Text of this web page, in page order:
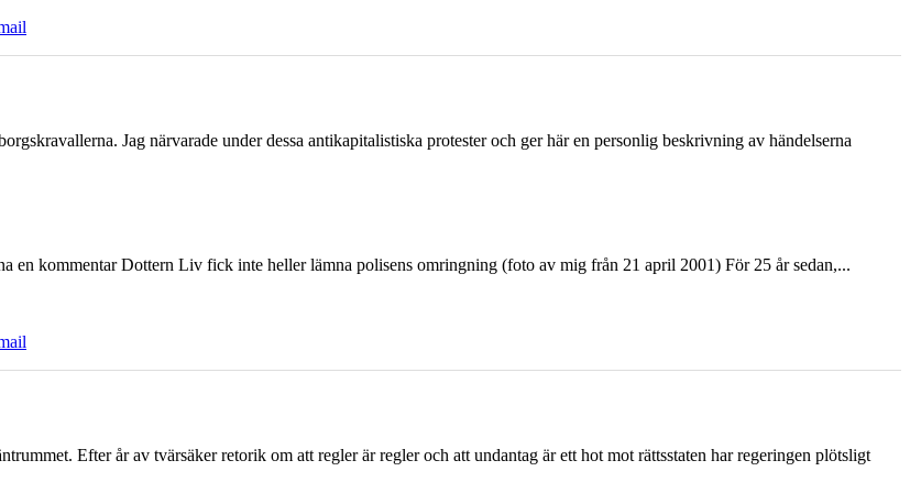
Jag närvarade under dessa antikapitalistiska protester och ger här en personlig beskrivning av händelserna
en kommentar Dottern Liv fick inte heller lämna polisens omringning (foto av mig från 21 april 2001) För 25 år sedan,...
Efter år av tvärsäker retorik om att regler är regler och att undantag är ett hot mot rättsstaten har regeringen plötsligt